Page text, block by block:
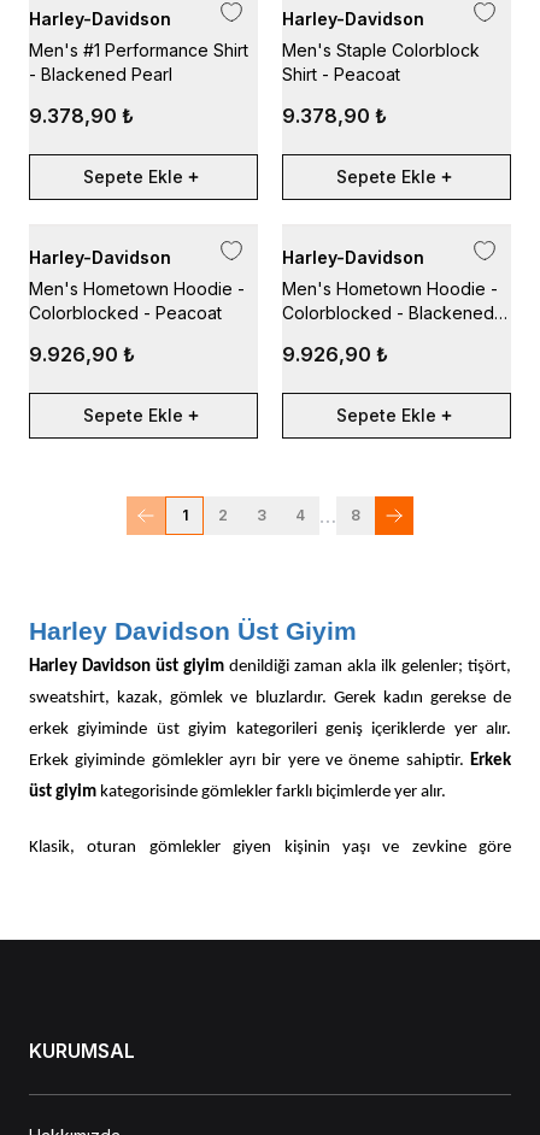
Harley-Davidson
Men's #1 Performance Shirt
- Blackened Pearl
9.378,90 ₺
Sepete Ekle
Harley-Davidson
Men's Staple Colorblock
Shirt - Peacoat
9.378,90 ₺
Sepete Ekle
Harley-Davidson
Men's Hometown Hoodie -
Colorblocked - Peacoat
9.926,90 ₺
Sepete Ekle
Harley-Davidson
Men's Hometown Hoodie -
Colorblocked - Blackened
9.926,90 ₺
Sepete Ekle
1 2 3 4 … 8
Harley Davidson Üst Giyim
Harley Davidson üst giyim denildiği zaman akla ilk gelenler; tişört,
sweatshirt, kazak, gömlek ve bluzlardır. Gerek kadın gerekse de
erkek giyiminde üst giyim kategorileri geniş içeriklerde yer alır.
Erkek giyiminde gömlekler ayrı bir yere ve öneme sahiptir. Erkek
üst giyim kategorisinde gömlekler farklı biçimlerde yer alır.
Klasik, oturan gömlekler giyen kişinin yaşı ve zevkine göre
olabilir. Son yıllarda en çok tercih gören kıyafet kategorileri spor
Kadın Kategorisinde Yer Alan Üst Giyim Modelleri
Kadın üst giyimkategorisinde yer alan kıyafetler içerisinde bluz ve
KURUMSAL